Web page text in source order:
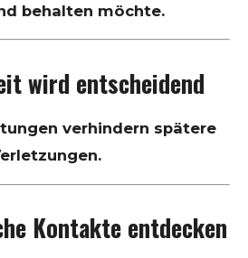
behalten möchte.
wird entscheidend
verhindern spätere
Kontakte entdecken